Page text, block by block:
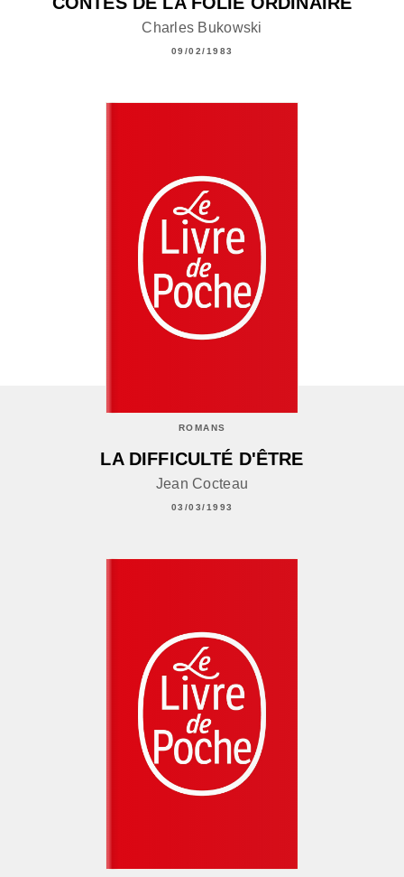
Charles Bukowski
09/02/1983
ROMANS
LA DIFFICULTÉ D'ÊTRE
Jean Cocteau
03/03/1993